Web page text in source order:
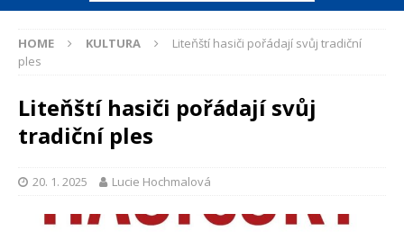
HOME KULTURA
Liteňští hasiči pořádají svůj tradiční
ples
Liteňští hasiči pořádají svůj
tradiční ples
20. 1. 2025 Lucie Hochmalová